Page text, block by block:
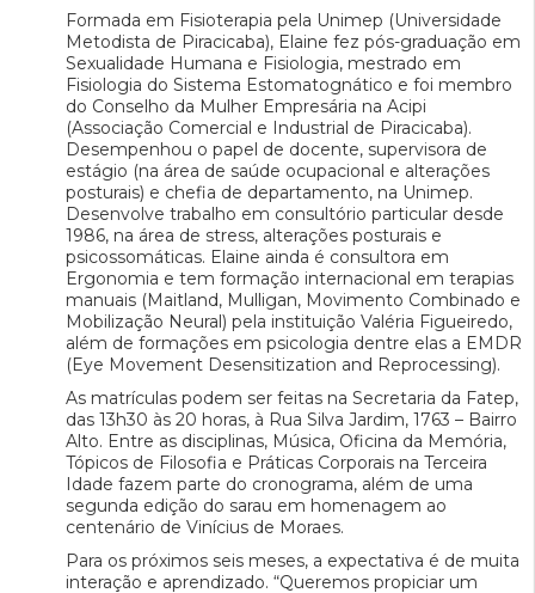
Formada em Fisioterapia pela Unimep (Universidade
Metodista de Piracicaba), Elaine fez pós-graduação em
Sexualidade Humana e Fisiologia, mestrado em
Fisiologia do Sistema Estomatognático e foi membro
do Conselho da Mulher Empresária na Acipi
(Associação Comercial e Industrial de Piracicaba).
Desempenhou o papel de docente, supervisora de
estágio (na área de saúde ocupacional e alterações
posturais) e chefia de departamento, na Unimep.
Desenvolve trabalho em consultório particular desde
1986, na área de stress, alterações posturais e
psicossomáticas. Elaine ainda é consultora em
Ergonomia e tem formação internacional em terapias
manuais (Maitland, Mulligan, Movimento Combinado e
Mobilização Neural) pela instituição Valéria Figueiredo,
além de formações em psicologia dentre elas a EMDR
(Eye Movement Desensitization and Reprocessing).
As matrículas podem ser feitas na Secretaria da Fatep,
das 13h30 às 20 horas, à Rua Silva Jardim, 1763 – Bairro
Alto. Entre as disciplinas, Música, Oficina da Memória,
Tópicos de Filosofia e Práticas Corporais na Terceira
Idade fazem parte do cronograma, além de uma
segunda edição do sarau em homenagem ao
centenário de Vinícius de Moraes.
Para os próximos seis meses, a expectativa é de muita
interação e aprendizado. “Queremos propiciar um